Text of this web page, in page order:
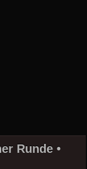
Runde •